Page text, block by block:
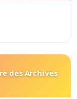
des Archives